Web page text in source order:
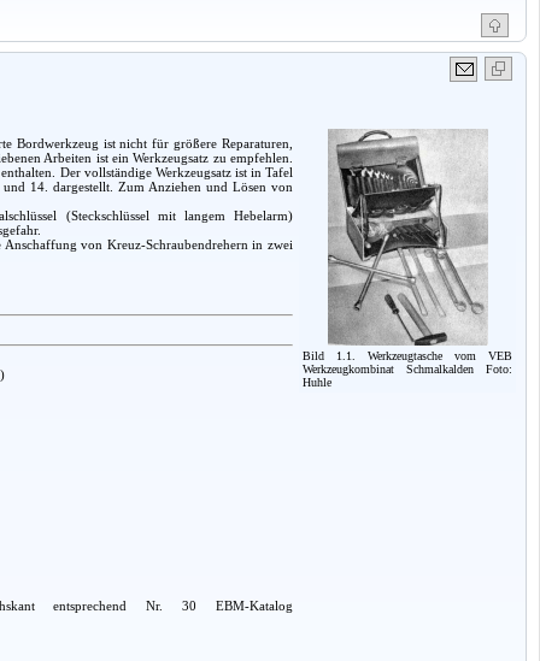
Bild 1.1. Werkzeugtasche vom VEB
Werkzeugkombinat Schmalkalden Foto:
Huhle
Bordwerkzeug ist nicht für größere Reparaturen,
Arbeiten ist ein Werkzeugsatz zu empfehlen.
Der vollständige Werkzeugsatz ist in Tafel
14. dargestellt. Zum Anziehen und Lösen von
(Steckschlüssel mit langem Hebelarm)
von Kreuz-Schraubendrehern in zwei
entsprechend Nr. 30 EBM-Katalog